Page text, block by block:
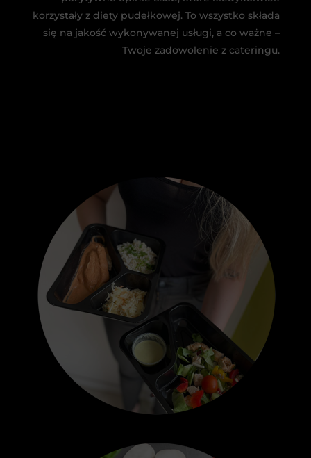
korzystały z diety pudełkowej. To wszystko składa
się na jakość wykonywanej usługi, a co ważne –
Twoje zadowolenie z cateringu.